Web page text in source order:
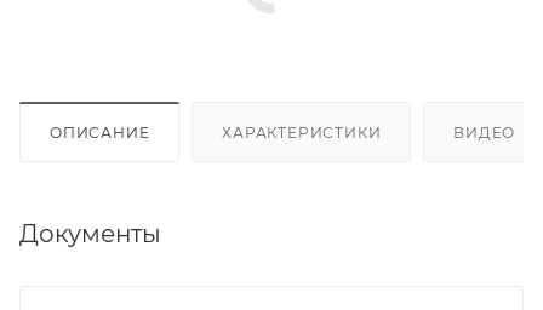
ОПИСАНИЕ ХАРАКТЕРИСТИКИ ВИДЕО
Документы